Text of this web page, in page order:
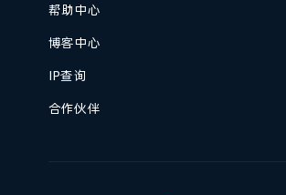
帮助中心
博客中心
IP查询
合作伙伴